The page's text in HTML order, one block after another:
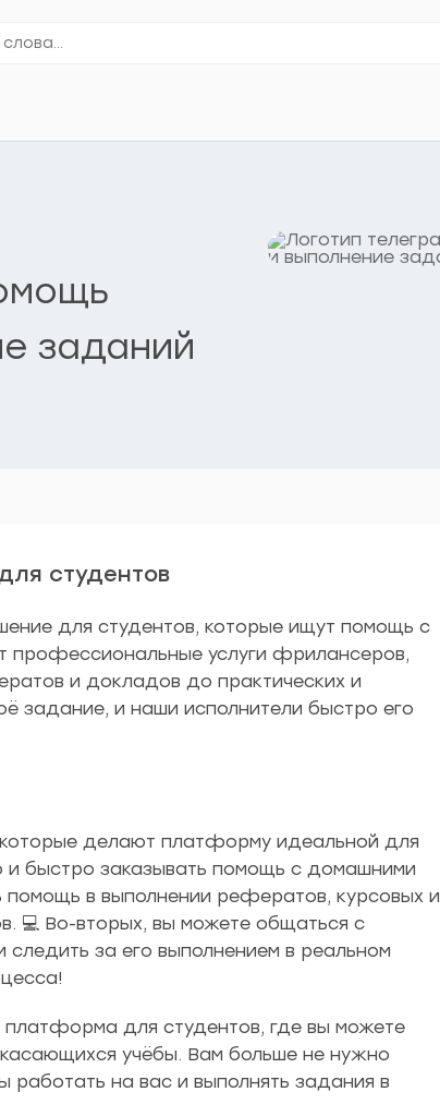
заданий
студентов
для студентов, которые ищут помощь с
профессиональные услуги фрилансеров,
и докладов до практических и
задание, и наши исполнители быстро его
делают платформу идеальной для
и быстро заказывать помощь с домашними
помощь в выполнении рефератов, курсовых и
💻 Во-вторых, вы можете общаться с
следить за его выполнением в реальном
для студентов, где вы можете
учёбы. Вам больше не нужно
работать на вас и выполнять задания в